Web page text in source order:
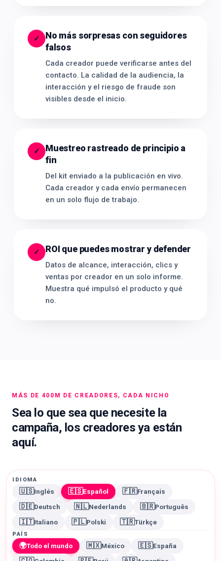
✓
No más sorpresas con seguidores
falsos
Cada creador puede verificarse antes del
contacto. La calidad de la audiencia, la
interacción y el riesgo de fraude son
visibles desde el inicio.
✓
Muestreo rastreado de principio a
fin
Del kit enviado a la publicación en vivo.
Cada creador y cada envío permanecen
en un solo flujo de trabajo.
✓ ROI que puedes mostrar y defender
Datos de alcance, interacción, clics y
ventas por creador en un solo informe.
Muestra qué impulsó el producto y qué
no.
MÁS DE 400M DE CREADORES, CADA NICHO
Sea lo que sea que necesite la
campaña, los creadores ya están
aquí.
IDIOMA
🇺🇸Inglés 🇪🇸Español 🇫🇷Français
🇩🇪Deutsch 🇳🇱Nederlands 🇧🇷Português
🇮🇹Italiano 🇵🇱Polski 🇹🇷Türkçe
PAÍS
🌍Todo el mundo 🇲🇽México 🇪🇸España